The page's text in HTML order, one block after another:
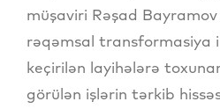
müşaviri Rəşad Bayramov
rəqəmsal transformasiya
keçirilən layihələrə
görülən işlərin tərkib